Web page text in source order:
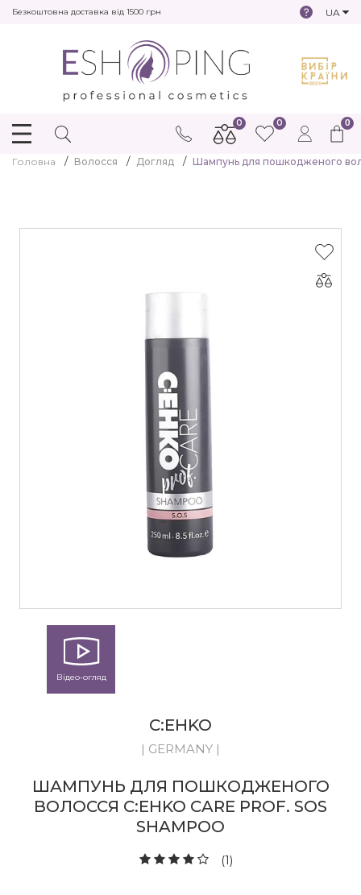
Безкоштовна доставка від 1500 грн UA
0
0 0
Головна Волосся Догляд Шампунь для пошкодженого
Відео-огляд
C:EHKO
| GERMANY |
ШАМПУНЬ ДЛЯ ПОШКОДЖЕНОГО
ВОЛОССЯ C:EHKO CARE PROF. SOS
SHAMPOO
(1)